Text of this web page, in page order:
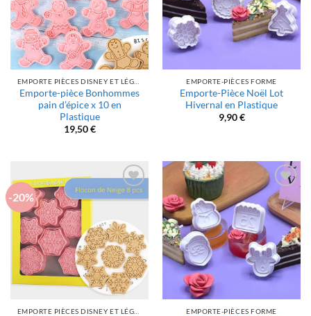
Emporte-pièce Bonhommes
pain d’épice x 10 en
Plastique
19,50€
EMPORTE-PIÈCES FORME
Emporte-Pièce Noël Lot
Hivernal en Plastique
9,90€
-20%
Ajouter
Ajouter
à la liste
d’envies
EMPORTE-PIÈCES FORME